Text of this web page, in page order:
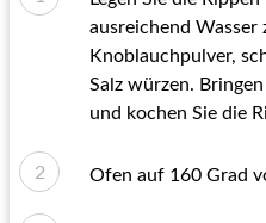
ausreichend
Knoblauchpulver,
Salz würzen.
und kochen Sie die
Ofen auf 160 Grad